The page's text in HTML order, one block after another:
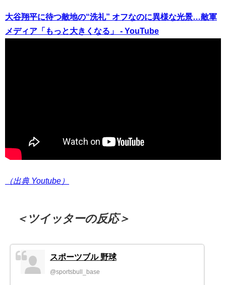
大谷翔平に待つ敵地の“洗礼” オフなのに異様な光景…敵軍
メディア「もっと大きくなる」 - YouTube
（出典 Youtube）
＜ツイッターの反応＞
スポーツブル 野球
@sportsbull_base